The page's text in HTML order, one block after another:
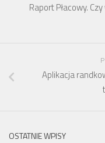
Raport Płacowy.
Aplikacja
OSTATNIE WPISY